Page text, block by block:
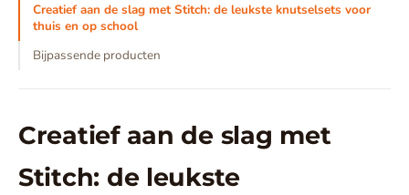
Creatief aan de slag met Stitch: de leukste knutselsets voor
thuis en op school
Bijpassende producten
Creatief aan de slag met
Stitch: de leukste